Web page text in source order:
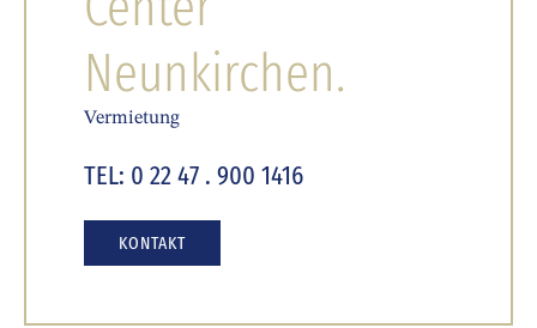
Neunkirchen.
Vermietung
TEL: 0 22 47 . 900 1416
KONTAKT